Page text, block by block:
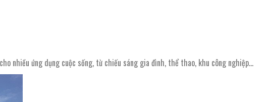
nhiều ứng dụng cuộc sống, từ chiếu sáng gia đình, thể thao, khu công nghiệp…